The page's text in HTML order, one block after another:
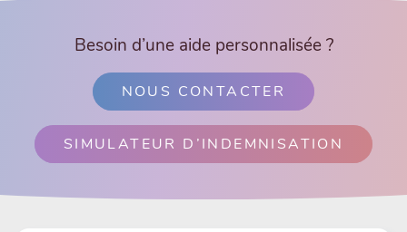
Besoin d’une aide personnalisée ?
NOUS CONTACTER
SIMULATEUR D’INDEMNISATION